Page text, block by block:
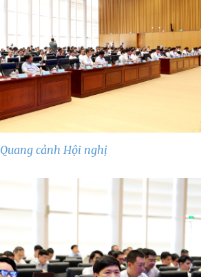
Quang cảnh Hội nghị